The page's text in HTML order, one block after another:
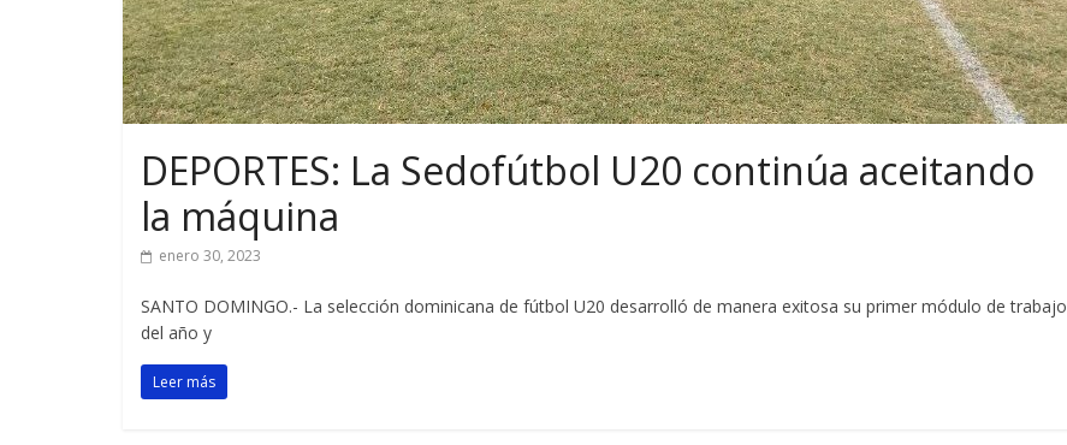
DEPORTES: La Sedofútbol U20 continúa aceitando
la máquina
enero 30, 2023
SANTO DOMINGO.- La selección dominicana de fútbol U20 desarrolló de manera exitosa su primer módulo de trabajo
del año y
Leer más